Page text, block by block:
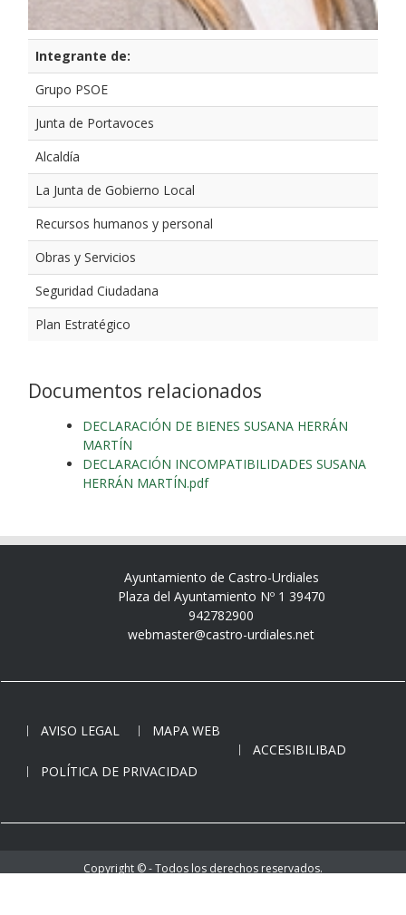
Integrante de:
Grupo PSOE
Junta de Portavoces
Alcaldía
La Junta de Gobierno Local
Recursos humanos y personal
Obras y Servicios
Seguridad Ciudadana
Plan Estratégico
Documentos relacionados
DECLARACIÓN DE BIENES SUSANA HERRÁN
MARTÍN
DECLARACIÓN INCOMPATIBILIDADES SUSANA
HERRÁN MARTÍN.pdf
Ayuntamiento de Castro-Urdiales
Plaza del Ayuntamiento Nº 1 39470
942782900
webmaster@castro-urdiales.net
AVISO LEGAL
MAPA WEB
ACCESIBILIBAD
POLÍTICA DE PRIVACIDAD
Copyright © - Todos los derechos reservados.